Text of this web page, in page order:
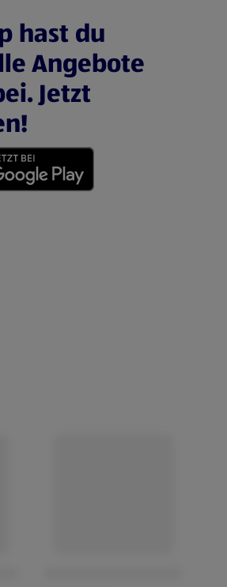
hast du
Angebote
Jetzt